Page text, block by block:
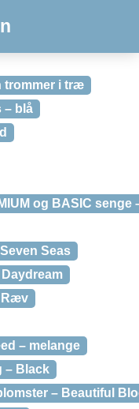
trommer i træ
– blå
og BASIC senge
Seas
Ræv
– melange
– Black
– Beautiful